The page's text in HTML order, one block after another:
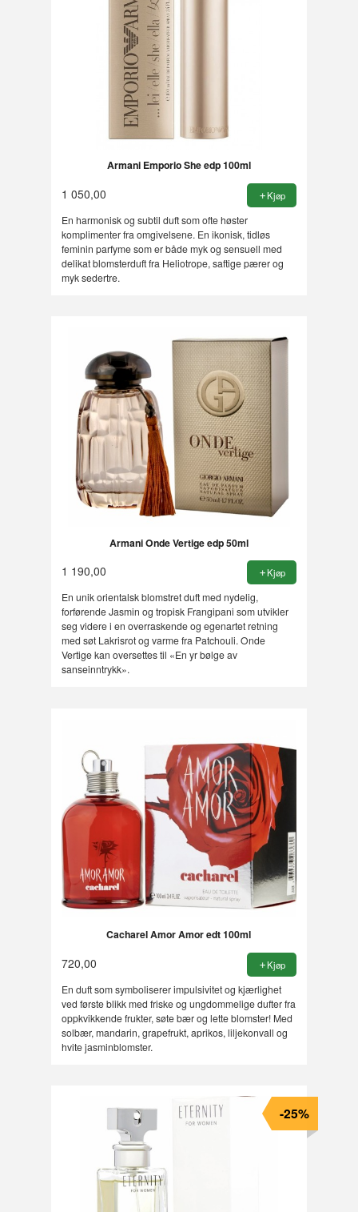
Armani Emporio She edp 100ml
1 050,00 Kjøp
En harmonisk og subtil duft som ofte høster
komplimenter fra omgivelsene. En ikonisk, tidløs
feminin parfyme som er både myk og sensuell med
delikat blomsterduft fra Heliotrope, saftige pærer og
myk sedertre.
Armani Onde Vertige edp 50ml
1 190,00 Kjøp
En unik orientalsk blomstret duft med nydelig,
forførende Jasmin og tropisk Frangipani som utvikler
seg videre i en overraskende og egenartet retning
med søt Lakrisrot og varme fra Patchouli. Onde
Vertige kan oversettes til «En yr bølge av
sanseinntrykk».
Cacharel Amor Amor edt 100ml
720,00 Kjøp
En duft som symboliserer impulsivitet og kjærlighet
ved første blikk med friske og ungdommelige dufter fra
oppkvikkende frukter, søte bær og lette blomster! Med
solbær, mandarin, grapefrukt, aprikos, liljekonvall og
hvite jasminblomster.
-25%